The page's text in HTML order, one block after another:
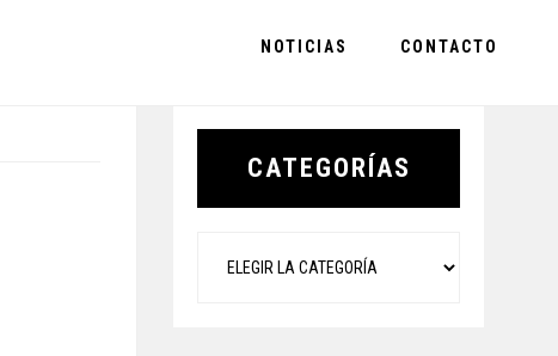
NOTICIAS CONTACTO
Primary
CATEGORÍAS